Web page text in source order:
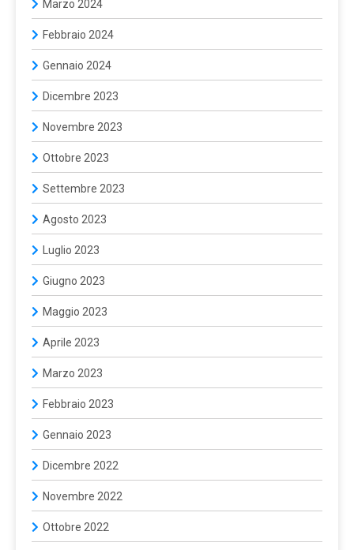
Marzo 2024
Febbraio 2024
Gennaio 2024
Dicembre 2023
Novembre 2023
Ottobre 2023
Settembre 2023
Agosto 2023
Luglio 2023
Giugno 2023
Maggio 2023
Aprile 2023
Marzo 2023
Febbraio 2023
Gennaio 2023
Dicembre 2022
Novembre 2022
Ottobre 2022